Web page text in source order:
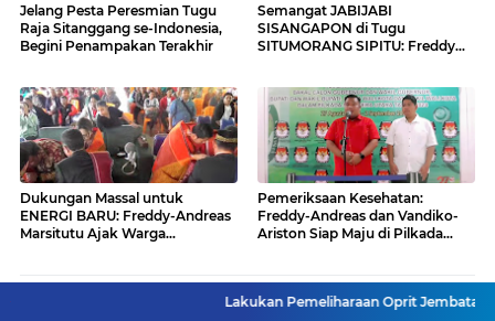
Jelang Pesta Peresmian Tugu
Raja Sitanggang se-Indonesia,
Begini Penampakan Terakhir
Semangat JABIJABI
SISANGAPON di Tugu
SITUMORANG SIPITU: Freddy
Dukungan Massal untuk
ENERGI BARU: Freddy-Andreas
Marsitutu Ajak Warga
Pemeriksaan Kesehatan:
Freddy-Andreas dan Vandiko-
Ariston Siap Maju di Pilkada
Ke Halaman VIDEO
Lakukan Pemeliharaan Oprit Jembatan Batang